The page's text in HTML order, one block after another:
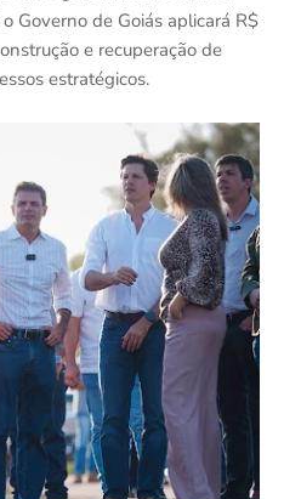
Governo de Goiás aplicará R$
e recuperação de
estratégicos.